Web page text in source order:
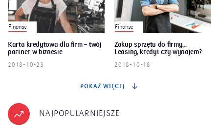
Finanse
Karta kredytowa dla firm – twój
partner w biznesie
2018-10-23
Finanse
Zakup sprzętu do firmy...
Leasing, kredyt czy wynajem?
2018-10-18
POKAŻ WIĘCEJ
NAJPOPULARNIEJSZE